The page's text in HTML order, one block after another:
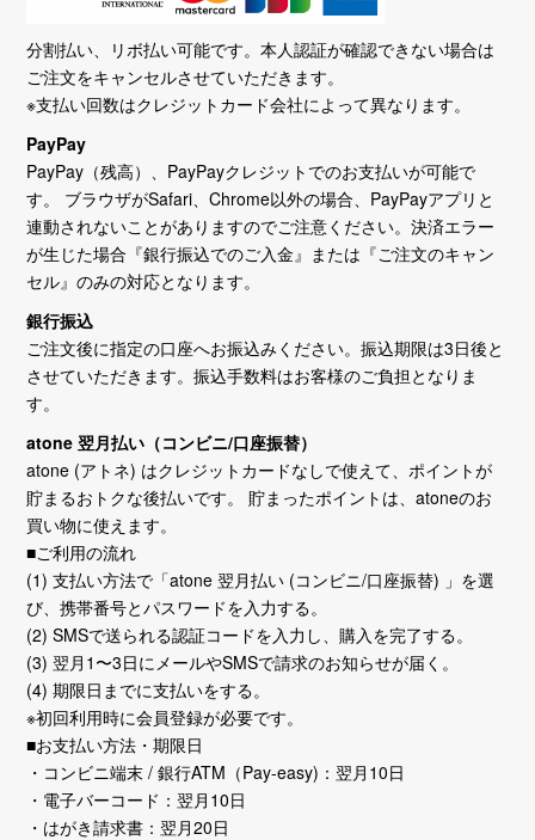
分割払い、リボ払い可能です。本人認証が確認できない場合は
ご注文をキャンセルさせていただきます。
※支払い回数はクレジットカード会社によって異なります。
PayPay
PayPay（残高）、PayPayクレジットでのお支払いが可能で
す。 ブラウザがSafari、Chrome以外の場合、PayPayアプリと
連動されないことがありますのでご注意ください。決済エラー
が生じた場合『銀行振込でのご入金』または『ご注文のキャン
セル』のみの対応となります。
銀行振込
ご注文後に指定の口座へお振込みください。振込期限は3日後と
させていただきます。振込手数料はお客様のご負担となりま
す。
atone 翌月払い（コンビニ/口座振替）
atone (アトネ) はクレジットカードなしで使えて、ポイントが
貯まるおトクな後払いです。 貯まったポイントは、atoneのお
買い物に使えます。
■ご利用の流れ
(1) 支払い方法で「atone 翌月払い (コンビニ/口座振替) 」を選
び、携帯番号とパスワードを入力する。
(2) SMSで送られる認証コードを入力し、購入を完了する。
(3) 翌月1〜3日にメールやSMSで請求のお知らせが届く。
(4) 期限日までに支払いをする。
※初回利用時に会員登録が必要です。
■お支払い方法・期限日
・コンビニ端末 / 銀行ATM（Pay-easy)：翌月10日
・電子バーコード：翌月10日
・はがき請求書：翌月20日